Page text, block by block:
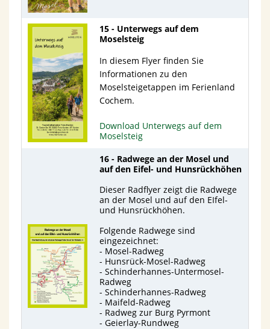
15 - Unterwegs auf dem
Moselsteig
In diesem Flyer finden Sie
Informationen zu den
Moselsteigetappen im Ferienland
Cochem.
Download Unterwegs auf dem
Moselsteig
16 - Radwege an der Mosel und
auf den Eifel- und Hunsrückhöhen
Dieser Radflyer zeigt die Radwege
an der Mosel und auf den EIfel-
und Hunsrückhöhen.
Folgende Radwege sind
eingezeichnet:
- Mosel-Radweg
- Hunsrück-Mosel-Radweg
- Schinderhannes-Untermosel-
Radweg
- Schinderhannes-Radweg
- Maifeld-Radweg
- Radweg zur Burg Pyrmont
- Geierlay-Rundweg